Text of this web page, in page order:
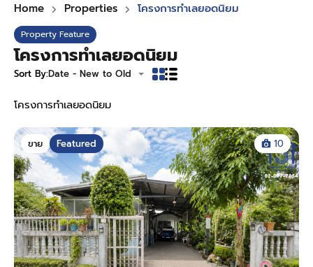
Home Properties โครงการทำเลยอดนิยม
Property Feature
โครงการทำเลยอดนิยม
Sort By:Date - New to Old
โครงการทำเลยอดนิยม
ขาย Featured 10